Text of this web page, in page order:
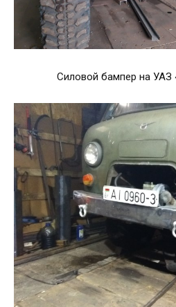
Силовой бампер на УАЗ